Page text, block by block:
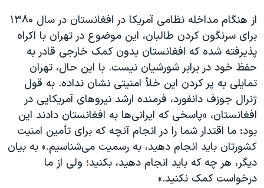
از هنگام مداخله نظامی آمریکا در افغانستان در سال ۱۳۸۰
برای سرنگون کردن طالبان، این موضوع در تهران با اکراه
پذیرفته شده که افغانستان بدون کمک خارجی قادر به
حفظ خود در برابر شورشیان نیست. با این حال، تهران
تمایلی به پر کردن این خلأ امنیتی نشان نداده. به قول
ژنرال جوزف دانفورد، فرمنده ارشد نیروهای آمریکایی در
افغانستان، «پاسخی که ایرانی‌ها به افغانستان دادند این
بود: ما اقتدار شما را در انجام آنچه که برای تأمین امنیت
کشورتان باید انجام دهید، به رسمیت می‌شناسیم.» به بیان
دیگر، هر چه که باید انجام دهید، بکنید؛ ولی از ما
درخواست کمک نکنید.»